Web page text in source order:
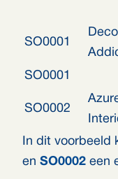
SO0001
Deco
SO0001
SO0002
In dit voorbeeld
en SO0002 een